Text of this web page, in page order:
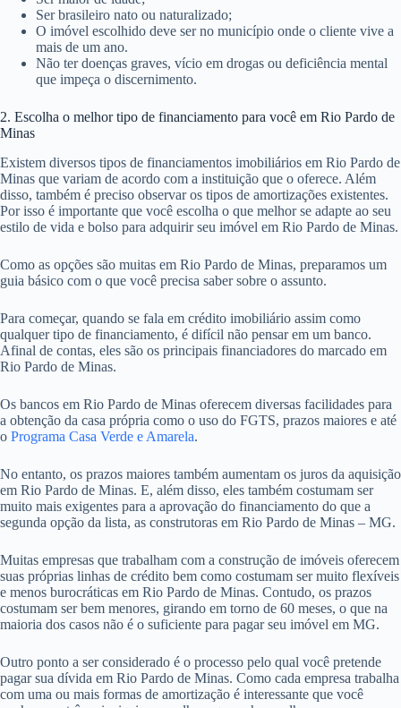
Ser brasileiro nato ou naturalizado;
O imóvel escolhido deve ser no município onde o cliente vive a
mais de um ano.
Não ter doenças graves, vício em drogas ou deficiência mental
que impeça o discernimento.
2. Escolha o melhor tipo de financiamento para você em Rio Pardo de
Minas
Existem diversos tipos de financiamentos imobiliários em Rio Pardo de
Minas que variam de acordo com a instituição que o oferece. Além
disso, também é preciso observar os tipos de amortizações existentes.
Por isso é importante que você escolha o que melhor se adapte ao seu
estilo de vida e bolso para adquirir seu imóvel em Rio Pardo de Minas.
Como as opções são muitas em Rio Pardo de Minas, preparamos um
guia básico com o que você precisa saber sobre o assunto.
Para começar, quando se fala em crédito imobiliário assim como
qualquer tipo de financiamento, é difícil não pensar em um banco.
Afinal de contas, eles são os principais financiadores do marcado em
Rio Pardo de Minas.
Os bancos em Rio Pardo de Minas oferecem diversas facilidades para
a obtenção da casa própria como o uso do FGTS, prazos maiores e até
o Programa Casa Verde e Amarela.
No entanto, os prazos maiores também aumentam os juros da aquisição
em Rio Pardo de Minas. E, além disso, eles também costumam ser
muito mais exigentes para a aprovação do financiamento do que a
segunda opção da lista, as construtoras em Rio Pardo de Minas – MG.
Muitas empresas que trabalham com a construção de imóveis oferecem
suas próprias linhas de crédito bem como costumam ser muito flexíveis
e menos burocráticas em Rio Pardo de Minas. Contudo, os prazos
costumam ser bem menores, girando em torno de 60 meses, o que na
maioria dos casos não é o suficiente para pagar seu imóvel em MG.
Outro ponto a ser considerado é o processo pelo qual você pretende
pagar sua dívida em Rio Pardo de Minas. Como cada empresa trabalha
com uma ou mais formas de amortização é interessante que você